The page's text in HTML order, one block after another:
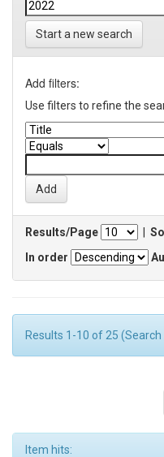
Start a new search
Add filters:
Use filters to refine the
Results/Page
In order
Results 1-10 of 25
Item hits: